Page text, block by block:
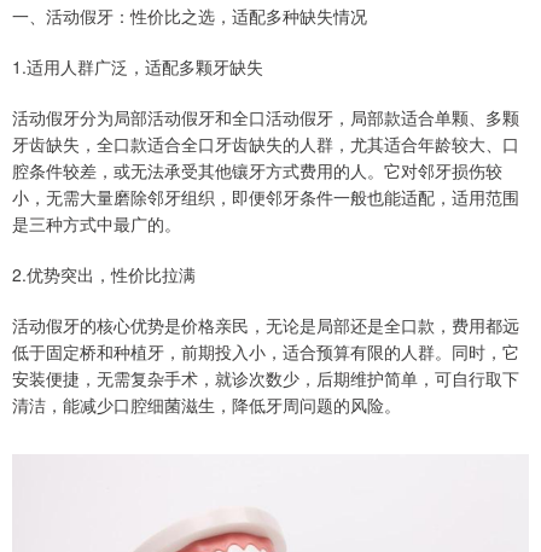
一、活动假牙：性价比之选，适配多种缺失情况
1.适用人群广泛，适配多颗牙缺失
活动假牙分为局部活动假牙和全口活动假牙，局部款适合单颗、多颗
牙齿缺失，全口款适合全口牙齿缺失的人群，尤其适合年龄较大、口
腔条件较差，或无法承受其他镶牙方式费用的人。它对邻牙损伤较
小，无需大量磨除邻牙组织，即便邻牙条件一般也能适配，适用范围
是三种方式中最广的。
2.优势突出，性价比拉满
活动假牙的核心优势是价格亲民，无论是局部还是全口款，费用都远
低于固定桥和种植牙，前期投入小，适合预算有限的人群。同时，它
安装便捷，无需复杂手术，就诊次数少，后期维护简单，可自行取下
清洁，能减少口腔细菌滋生，降低牙周问题的风险。